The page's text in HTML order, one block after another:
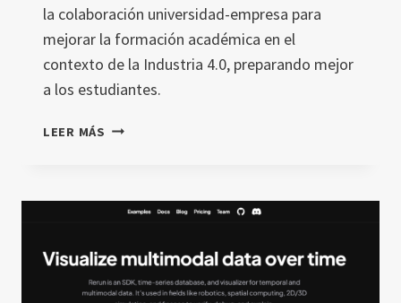
la colaboración universidad-empresa para
mejorar la formación académica en el
contexto de la Industria 4.0, preparando mejor
a los estudiantes.
LEER MÁS EL
LEARNING
4.0
EN
LA